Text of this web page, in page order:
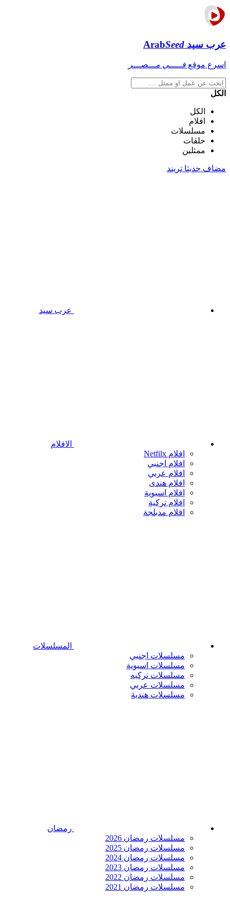
عرب سيد ArabSeed
اسرع موقع فـــــي مـــصـــر
الكل
الكل
افلام
مسلسلات
حلقات
ممثلين
مضاف حديثا تريند
عرب سيد
الافلام
افلام Netfilx
افلام اجنبي
افلام عربي
افلام هندى
افلام اسيوية
افلام تركية
افلام مدبلجة
المسلسلات
مسلسلات اجنبي
مسلسلات اسيوية
مسلسلات تركيه
مسلسلات عربي
مسلسلات هندية
رمضان
مسلسلات رمضان 2026
مسلسلات رمضان 2025
مسلسلات رمضان 2024
مسلسلات رمضان 2023
مسلسلات رمضان 2022
مسلسلات رمضان 2021